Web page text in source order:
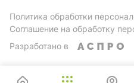
Политика обработки
Соглашение на обработку
Разработано в